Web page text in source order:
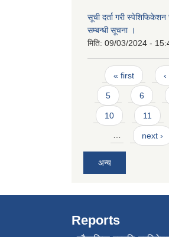
सूची दर्ता गरी
सम्बन्धी सूचना ।
मिति: 09/03/2024 -
Pages
« first
5 6
10 11
… next ›
अन्य
Reports